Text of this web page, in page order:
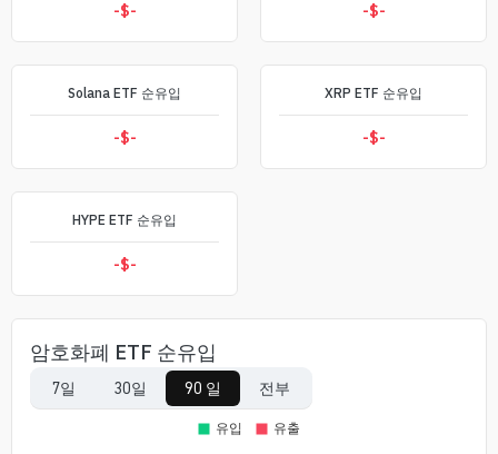
-$- -$-
Solana ETF 순유입
-$-
XRP ETF 순유입
-$-
HYPE ETF 순유입
-$-
암호화폐 ETF 순유입
7일 30일 90 일 전부